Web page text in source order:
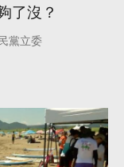
了沒？
黨立委